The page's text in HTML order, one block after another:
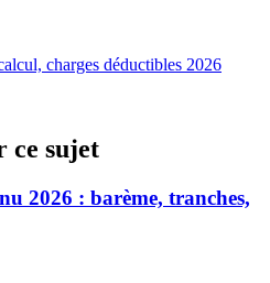
charges déductibles 2026
ce sujet
2026 : barème, tranches,